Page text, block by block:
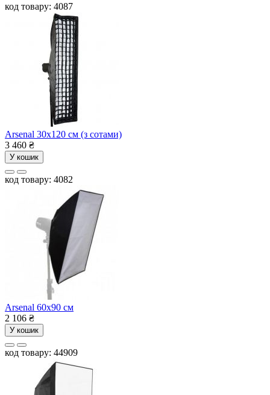
код товару: 4087
Arsenal 30х120 см (з сотами)
3 460 ₴
У кошик
код товару: 4082
Arsenal 60х90 см
2 106 ₴
У кошик
код товару: 44909